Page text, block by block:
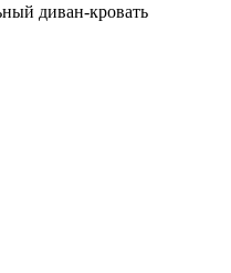
диван-кровать